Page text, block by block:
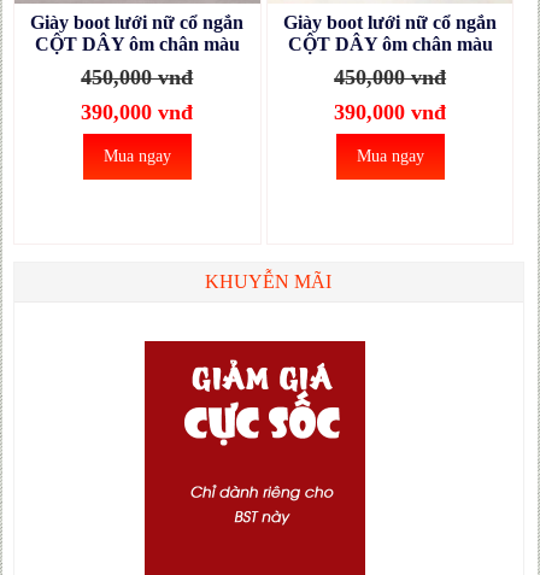
Giày boot lưới nữ cổ ngắn
CỘT DÂY ôm chân màu
kem gót nhọn 10cm
GBN129B
450,000 vnđ
390,000 vnđ
Mua ngay
Giày boot lưới nữ cổ ngắn
CỘT DÂY ôm chân màu
đen gót nhọn 10cm
GBN129A
450,000 vnđ
390,000 vnđ
Mua ngay
KHUYỄN MÃI